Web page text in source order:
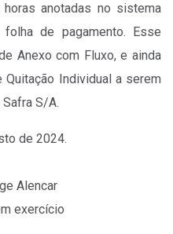
anotadas no sistema
de pagamento. Esse
Anexo com Fluxo, e ainda
Individual a serem
S/A.
de 2024.
Alencar
exercício